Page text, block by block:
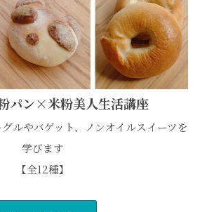
パン×米粉美人生活講座
ルやバゲット、ノンオイルスイーツを
学びます
【全12種】